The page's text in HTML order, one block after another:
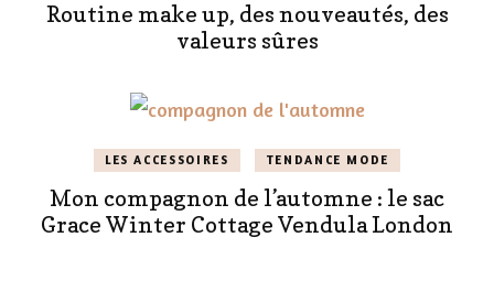
Routine make up, des nouveautés, des
valeurs sûres
LES ACCESSOIRES TENDANCE MODE
Mon compagnon de l’automne : le sac
Grace Winter Cottage Vendula London